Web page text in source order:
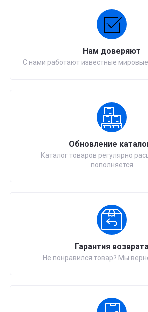
Нам доверяют
С нами работают известные
Обновление
Каталог товаров регулярно
пополняется
Гарантия возврата
Не понравился товар? Мы